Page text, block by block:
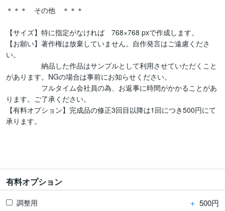
＊＊＊　その他　＊＊＊
【サイズ】特に指定がなければ　768×768 pxで作成します。
【お願い】著作権は放棄していません。自作発言はご遠慮くださ
い。
納品した作品はサンプルとして利用させていただくこと
があります。NGの場合は事前にお知らせください。
フルタイム会社員の為、お返事に時間がかかることがあ
ります。ご了承ください。
【有料オプション】完成品の修正3回目以降は1回につき500円にて
承ります。
有料オプション
調整用 ＋ 500円